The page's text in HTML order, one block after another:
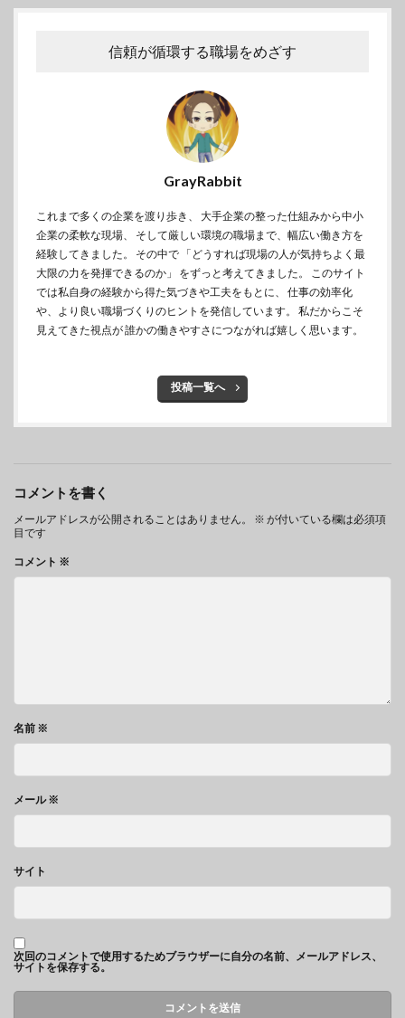
信頼が循環する職場をめざす
GrayRabbit
これまで多くの企業を渡り歩き、 大手企業の整った仕組みから中小
企業の柔軟な現場、 そして厳しい環境の職場まで、幅広い働き方を
経験してきました。 その中で 「どうすれば現場の人が気持ちよく最
大限の力を発揮できるのか」 をずっと考えてきました。 このサイト
では私自身の経験から得た気づきや工夫をもとに、 仕事の効率化
や、より良い職場づくりのヒントを発信しています。 私だからこそ
見えてきた視点が 誰かの働きやすさにつながれば嬉しく思います。
投稿一覧へ
コメントを書く
メールアドレスが公開されることはありません。 ※ が付いている欄は必須項
目です
コメント ※
名前 ※
メール※
サイト
次回のコメントで使用するためブラウザーに自分の名前、メールアドレス、
サイトを保存する。